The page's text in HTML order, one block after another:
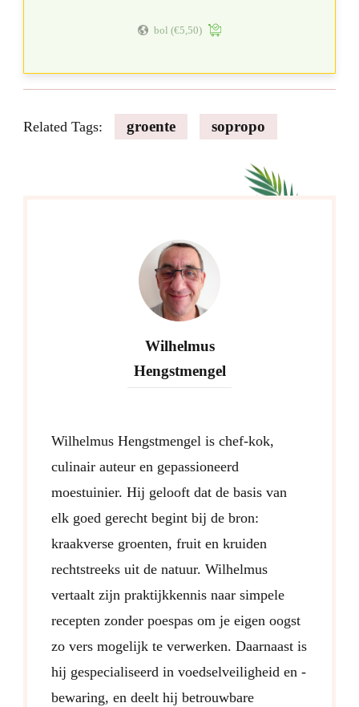
bol (€5,50)
Related Tags: groente sopropo
Wilhelmus
Hengstmengel
Wilhelmus Hengstmengel is chef-kok,
culinair auteur en gepassioneerd
moestuinier. Hij gelooft dat de basis van
elk goed gerecht begint bij de bron:
kraakverse groenten, fruit en kruiden
rechtstreeks uit de natuur. Wilhelmus
vertaalt zijn praktijkkennis naar simpele
recepten zonder poespas om je eigen oogst
zo vers mogelijk te verwerken. Daarnaast is
hij gespecialiseerd in voedselveiligheid en -
bewaring, en deelt hij betrouwbare